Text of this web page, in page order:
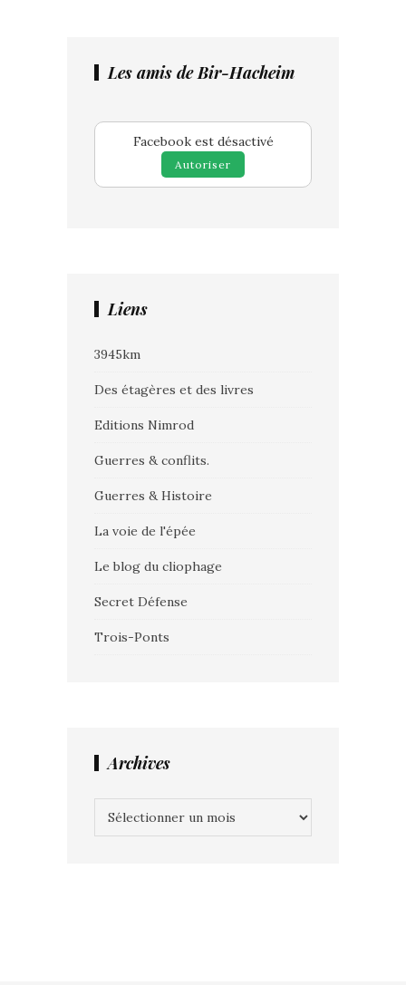
Les amis de Bir-Hacheim
Facebook est désactivé
Autoriser
Liens
3945km
Des étagères et des livres
Editions Nimrod
Guerres & conflits.
Guerres & Histoire
La voie de l'épée
Le blog du cliophage
Secret Défense
Trois-Ponts
Archives